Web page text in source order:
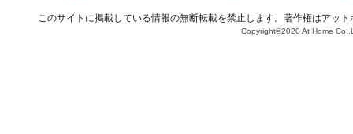
このサイトに掲載している情報の無断転載を禁止します。著作権はアッ
Copyright©2020 At Home